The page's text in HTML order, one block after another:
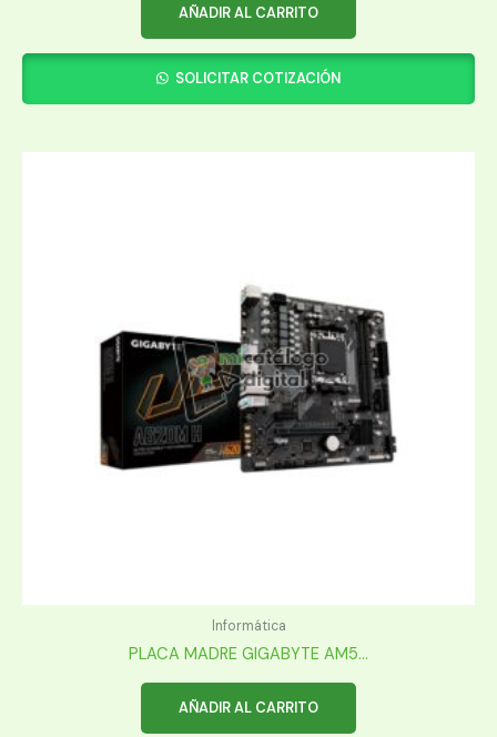
AÑADIR AL CARRITO
SOLICITAR COTIZACIÓN
Informática
PLACA MADRE GIGABYTE AM5...
AÑADIR AL CARRITO